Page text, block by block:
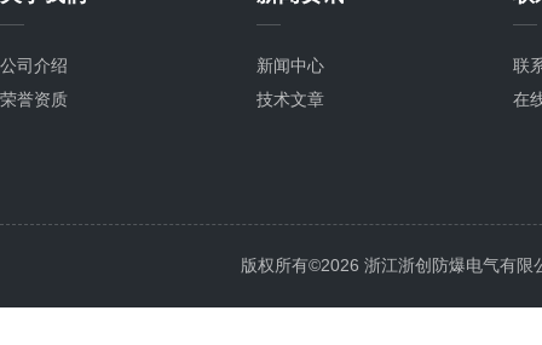
公司介绍
荣誉资质
新闻中心
技术文章
联
在
版权所有©2026 浙江浙创防爆电气有